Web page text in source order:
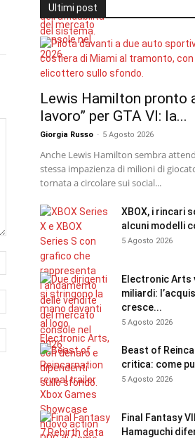
Ultimi post
Lewis Hamilton pronto
lavoro” per GTA VI: la...
Giorgia Russo - 5 Agosto 2026
Anche Lewis Hamilton sembra
stessa impazienza di milioni di
tornata a circolare sui social...
XBOX, i rincari
alcuni modelli
5 Agosto 2026
Electronic Arts
miliardi:
cresce...
5 Agosto 2026
Beast of
critica: come
5 Agosto 2026
Final Fantasy
Hamaguchi